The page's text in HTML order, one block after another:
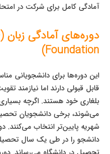
آمادگی کامل برای شرکت در
Foundation)
این دوره‌ها برای دانشجویانی
قابل قبولی دارند اما نیازمند
بلغاری خود هستند. اگرچه بسیاری
می‌شوند، برخی دانشجویان
شهریه پایین‌تر انتخاب می‌کنند.
دانشجو را در طی یک سال